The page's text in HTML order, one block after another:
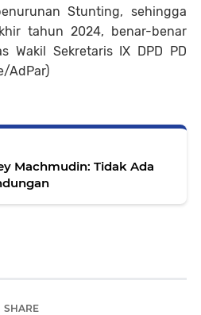
Stunting, sehingga
tahun 2024, benar-benar
Wakil Sekretaris IX DPD PD
AdPar)
Machmudin: Tidak Ada
SHARE